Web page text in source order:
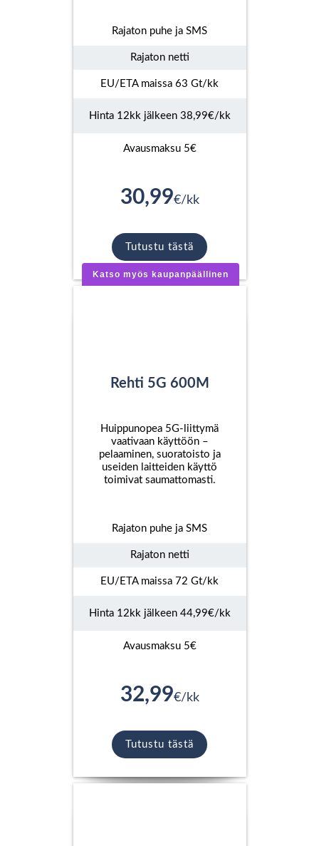
Rajaton puhe ja SMS
Rajaton netti
EU/ETA maissa 63 Gt/kk
Hinta 12kk jälkeen 38,99€/kk
Avausmaksu 5€
30,99€/kk
Tutustu tästä
Katso myös kaupanpäällinen
Rehti 5G 600M
Huippunopea 5G-liittymä
vaativaan käyttöön –
pelaaminen, suoratoisto ja
useiden laitteiden käyttö
toimivat saumattomasti.
Rajaton puhe ja SMS
Rajaton netti
EU/ETA maissa 72 Gt/kk
Hinta 12kk jälkeen 44,99€/kk
Avausmaksu 5€
32,99€/kk
Tutustu tästä